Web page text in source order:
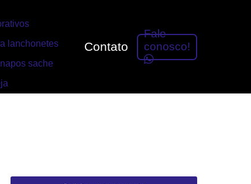
lanchonetes
sache
Contato
Fale
conosco!